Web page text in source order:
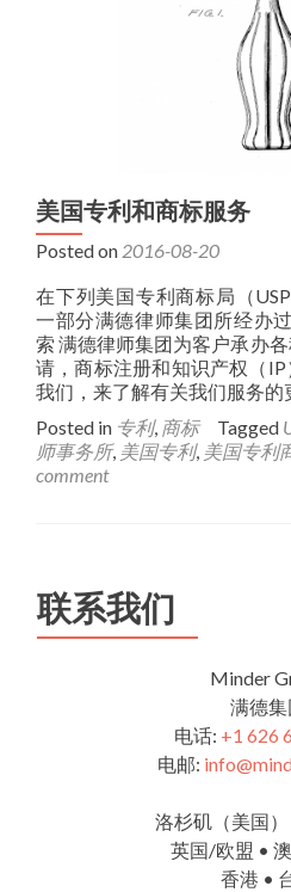
美国专利和商标服务
Posted on 2016-08-20
在下列美国专利商标局（
一部分满德律师集团所经办
索 满德律师集团为客户承办
请，商标注册和知识产权（
我们，来了解有关我们服务的
Posted in 专利, 商标 Tagged
师事务所, 美国专利, 美国专利
comment
联系我们
Minder
满德集
电话: +1 626
电邮:
洛杉矶（美国
英国/欧盟 •
香港 •